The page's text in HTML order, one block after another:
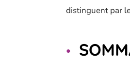
distinguent par